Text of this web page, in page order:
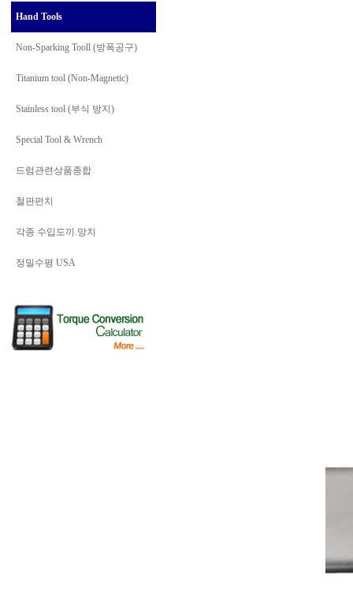
Hand Tools
Non-Sparking Tooll (방폭공구)
Titanium tool (Non-Magnetic)
Stainless tool (부식 방지)
Special Tool & Wrench
드럼관련상품종합
철판펀치
각종 수입도끼.망치
정밀수평 USA